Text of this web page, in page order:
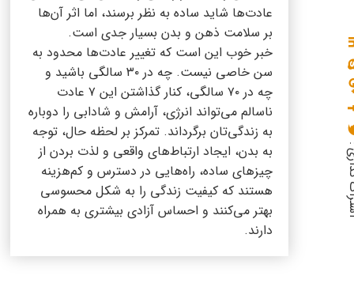
عادت‌ها شاید ساده به نظر برسند، اما اثر آن‌ها
بر سلامت ذهن و بدن بسیار جدی است.
خبر خوب این است که تغییر عادت‌ها محدود به
سن خاصی نیست. چه در ۳۰ سالگی باشید و
چه در ۷۰ سالگی، کنار گذاشتن این ۷ عادت
ناسالم می‌تواند انرژی، آرامش و شادابی را دوباره
به زندگی‌تان برگرداند. تمرکز بر لحظه حال، توجه
به بدن، ایجاد ارتباط‌های واقعی و لذت بردن از
چیزهای ساده، راه‌هایی در دسترس و کم‌هزینه
هستند که کیفیت زندگی را به شکل محسوسی
بهتر می‌کنند و احساس آزادی بیشتری به همراه
دارند.
: